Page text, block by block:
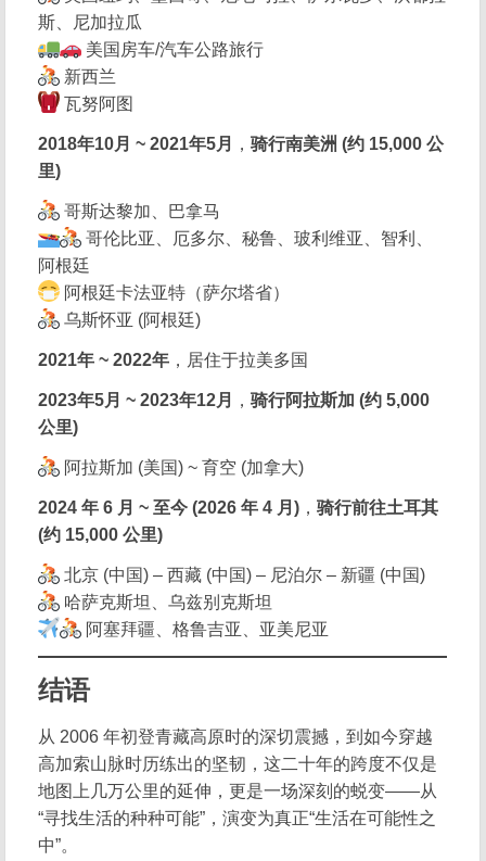
斯、尼加拉瓜
美国房车/汽车公路旅行
新西兰
瓦努阿图
2018年10月 ~ 2021年5月 ，骑行南美洲 (约 15,000 公
里)
哥斯达黎加、巴拿马
哥伦比亚、厄多尔、秘鲁、玻利维亚、智利、
阿根廷
阿根廷卡法亚特（萨尔塔省）
乌斯怀亚 (阿根廷)
2021年 ~ 2022年 ，居住于拉美多国
2023年5月 ~ 2023年12月 ，骑行阿拉斯加 (约 5,000
公里)
阿拉斯加 (美国) ~ 育空 (加拿大)
2024 年 6 月 ~ 至今 (2026 年 4 月) ，骑行前往土耳其
(约 15,000 公里)
北京 (中国) – 西藏 (中国) – 尼泊尔 – 新疆 (中国)
哈萨克斯坦、乌兹别克斯坦
阿塞拜疆、格鲁吉亚、亚美尼亚
结语
从 2006 年初登青藏高原时的深切震撼，到如今穿越
高加索山脉时历练出的坚韧，这二十年的跨度不仅是
地图上几万公里的延伸，更是一场深刻的蜕变——从
“寻找生活的种种可能”，演变为真正“生活在可能性之
中”。